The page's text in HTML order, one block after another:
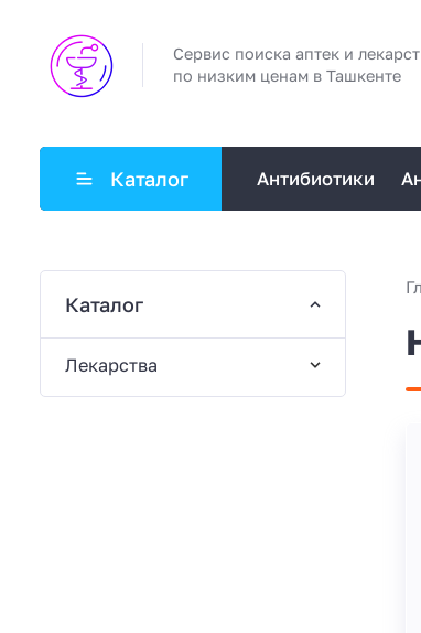
Сервис поиска аптек и
по низким ценам в Ташкенте
Каталог Антибиотики
Каталог
Лекарства